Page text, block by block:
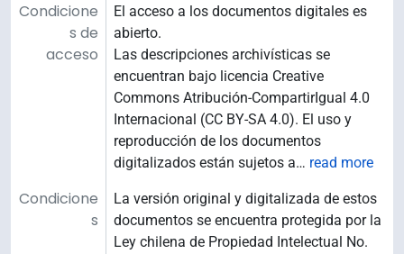
Condicione
s de
acceso
El acceso a los documentos digitales es
abierto.
Las descripciones archivísticas se
encuentran bajo licencia Creative
Commons Atribución-CompartirIgual 4.0
Internacional (CC BY-SA 4.0). El uso y
reproducción de los documentos
digitalizados están sujetos a… read more
Condicione
s
La versión original y digitalizada de estos
documentos se encuentra protegida por la
Ley chilena de Propiedad Intelectual No.